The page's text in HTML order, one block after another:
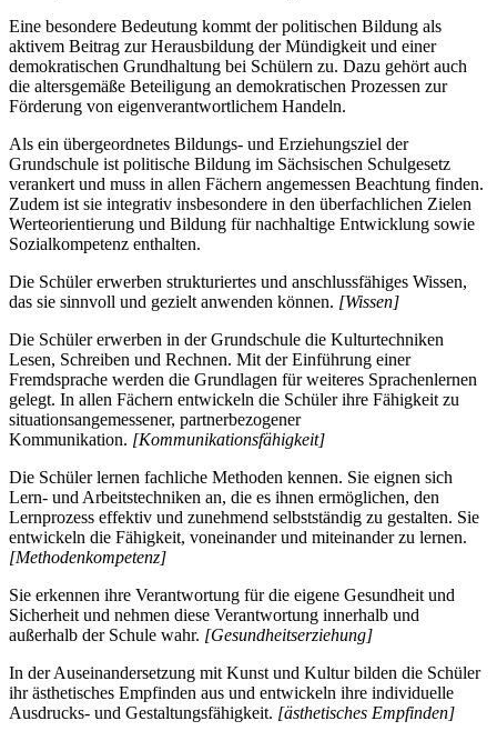
Eine besondere Bedeutung kommt der politischen Bildung als
aktivem Beitrag zur Herausbildung der Mündigkeit und einer
demokratischen Grundhaltung bei Schülern zu. Dazu gehört auch
die altersgemäße Beteiligung an demokratischen Prozessen zur
Förderung von eigenverantwortlichem Handeln.
Als ein übergeordnetes Bildungs- und Erziehungsziel der
Grundschule ist politische Bildung im Sächsischen Schulgesetz
verankert und muss in allen Fächern angemessen Beachtung finden.
Zudem ist sie integrativ insbesondere in den überfachlichen Zielen
Werteorientierung und Bildung für nachhaltige Entwicklung sowie
Sozialkompetenz enthalten.
Die Schüler erwerben strukturiertes und anschlussfähiges Wissen,
das sie sinnvoll und gezielt anwenden können. [Wissen]
Die Schüler erwerben in der Grundschule die Kulturtechniken
Lesen, Schreiben und Rechnen. Mit der Einführung einer
Fremdsprache werden die Grundlagen für weiteres Sprachenlernen
gelegt. In allen Fächern entwickeln die Schüler ihre Fähigkeit zu
situationsangemessener, partnerbezogener
Kommunikation. [Kommunikationsfähigkeit]
Die Schüler lernen fachliche Methoden kennen. Sie eignen sich
Lern- und Arbeitstechniken an, die es ihnen ermöglichen, den
Lernprozess effektiv und zunehmend selbstständig zu gestalten. Sie
entwickeln die Fähigkeit, voneinander und miteinander zu lernen.
[Methodenkompetenz]
Sie erkennen ihre Verantwortung für die eigene Gesundheit und
Sicherheit und nehmen diese Verantwortung innerhalb und
außerhalb der Schule wahr. [Gesundheitserziehung]
In der Auseinandersetzung mit Kunst und Kultur bilden die Schüler
ihr ästhetisches Empfinden aus und entwickeln ihre individuelle
Ausdrucks- und Gestaltungsfähigkeit. [ästhetisches Empfinden]